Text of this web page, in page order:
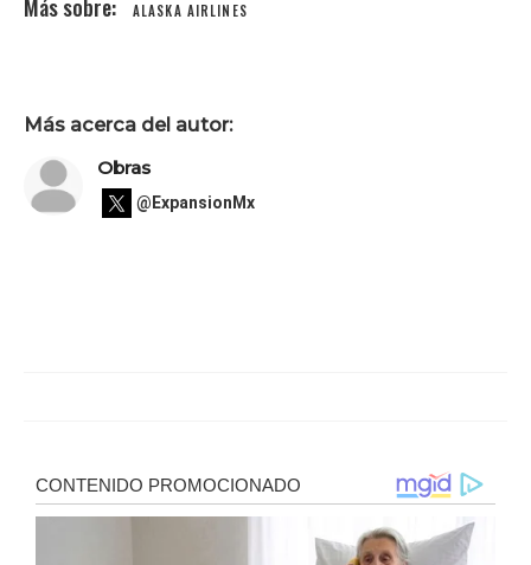
ALASKA AIRLINES
Más acerca del autor:
Obras
@ExpansionMx